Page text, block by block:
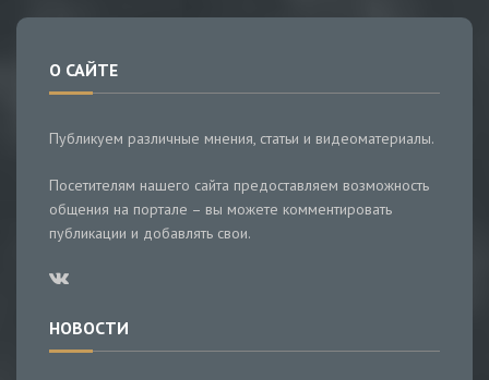
О САЙТЕ
Публикуем различные мнения, статьи и видеоматериалы.
Посетителям нашего сайта предоставляем возможность
общения на портале – вы можете комментировать
публикации и добавлять свои.
НОВОСТИ